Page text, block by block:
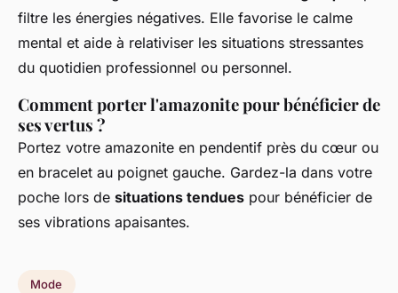
filtre les énergies négatives. Elle favorise le calme
mental et aide à relativiser les situations stressantes
du quotidien professionnel ou personnel.
Comment porter l'amazonite pour bénéficier de
ses vertus ?
Portez votre amazonite en pendentif près du cœur ou
en bracelet au poignet gauche. Gardez-la dans votre
poche lors de situations tendues pour bénéficier de
ses vibrations apaisantes.
Mode